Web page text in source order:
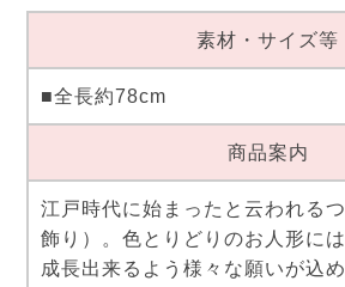
素材・サイズ等
■全長約78cm
商品案内
江戸時代に始まったと云われる
飾り）。色とりどりのお人形に
成長出来るよう様々な願いが込